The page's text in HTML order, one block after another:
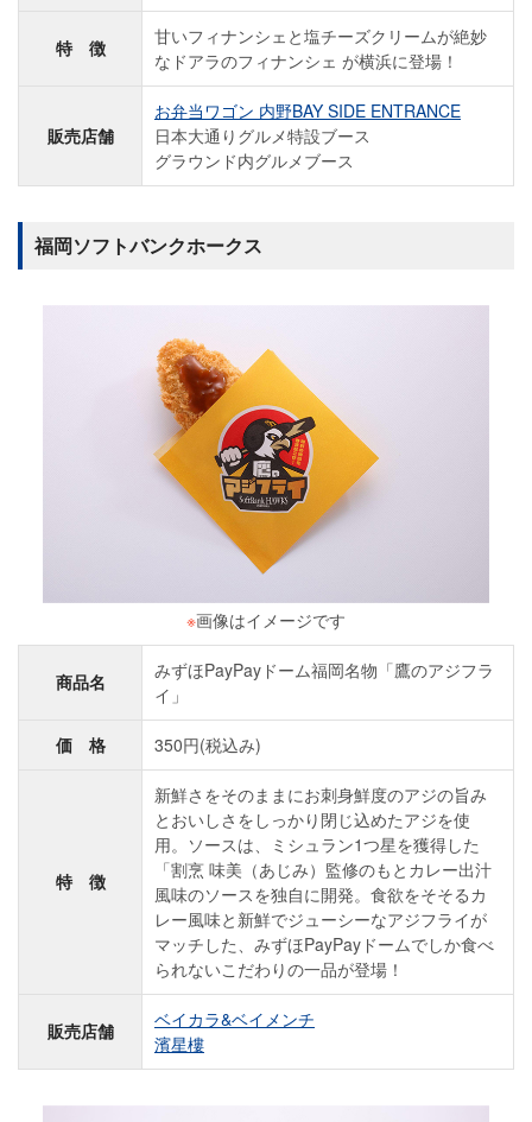
特 徴
甘いフィナンシェと塩チーズクリームが絶妙
なドアラのフィナンシェ が横浜に登場！
販売店舗
お弁当ワゴン 内野BAY SIDE ENTRANCE
日本大通りグルメ特設ブース
グラウンド内グルメブース
福岡ソフトバンクホークス
※画像はイメージです
商品名
みずほPayPayドーム福岡名物「鷹のアジフラ
イ」
価 格 350円(税込み)
特 徴
新鮮さをそのままにお刺身鮮度のアジの旨み
とおいしさをしっかり閉じ込めたアジを使
用。ソースは、ミシュラン1つ星を獲得した
「割烹 味美（あじみ）監修のもとカレー出汁
風味のソースを独自に開発。食欲をそそるカ
レー風味と新鮮でジューシーなアジフライが
マッチした、みずほPayPayドームでしか食べ
られないこだわりの一品が登場！
販売店舗
ベイカラ&ベイメンチ
濱星樓